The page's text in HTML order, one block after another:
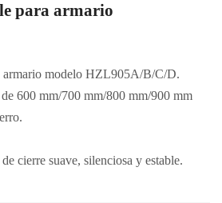
para armario
armario modelo HZL905A/B/C/D.
de 600 mm/700 mm/800 mm/900 mm
cierre suave, silenciosa y estable.